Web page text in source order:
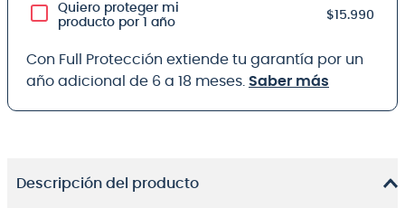
Quiero proteger mi
producto por 1 año
$15.990
Con Full Protección extiende tu garantía por un
año adicional de 6 a 18 meses. Saber más
Descripción del producto